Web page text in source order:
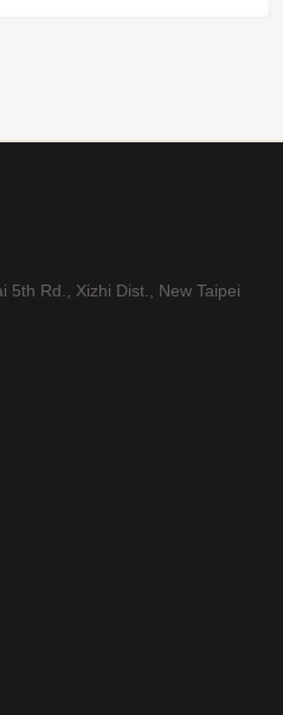
5th Rd., Xizhi Dist., New Taipei